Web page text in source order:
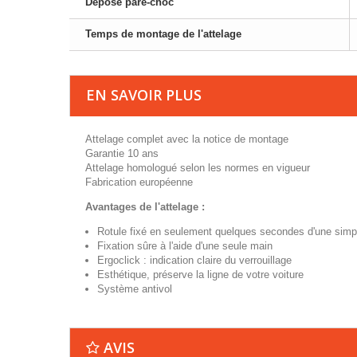
Temps de montage de l'attelage
EN SAVOIR PLUS
Attelage complet avec la notice de montage
Garantie 10 ans
Attelage homologué selon les normes en vigueur
Fabrication européenne
Avantages de l'attelage :
Rotule fixé en seulement quelques secondes d'une
Fixation sûre à l'aide d'une seule main
Ergoclick : indication claire du verrouillage
Esthétique, préserve la ligne de votre voiture
Système antivol
AVIS